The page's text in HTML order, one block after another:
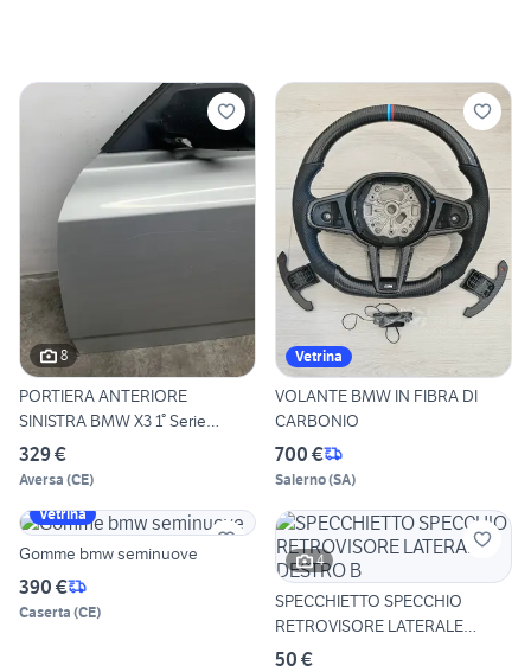
8
PORTIERA ANTERIORE
SINISTRA BMW X3 1° Serie
204D4
329 €
Aversa (CE)
Vetrina
VOLANTE BMW IN FIBRA DI
CARBONIO
700 €
Salerno(SA)
Vetrina
Gomme bmw seminuove
390 €
Caserta (CE)
4
SPECCHIETTO SPECCHIO
RETROVISORE LATERALE
DESTRO B
50 €